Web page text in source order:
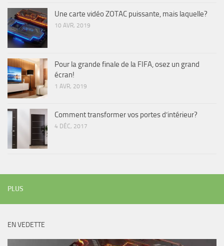
Une carte vidéo ZOTAC puissante, mais laquelle?
10 AVR, 2019
Pour la grande finale de la FIFA, osez un grand
écran!
1 AVR, 2019
Comment transformer vos portes d’intérieur?
4 DÉC, 2017
PLUS
EN VEDETTE